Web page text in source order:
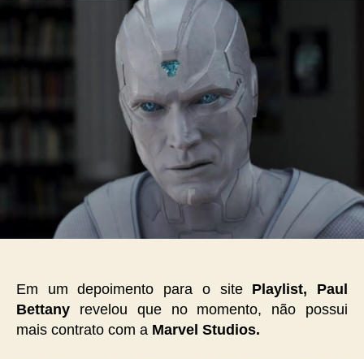
Em um depoimento para o site Playlist, Paul
Bettany revelou que no momento, não possui
mais contrato com a Marvel Studios.